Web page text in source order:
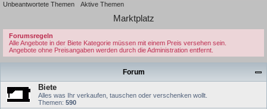
Unbeantwortete Themen Aktive Themen
Marktplatz
Forumsregeln
Alle Angebote in der Biete Kategorie müssen mit einem Preis versehen sein.
Angebote ohne Preisangaben werden durch die Administration entfernt.
Forum
Biete
Alles was Ihr verkaufen, tauschen oder verschenken wollt.
Themen: 590